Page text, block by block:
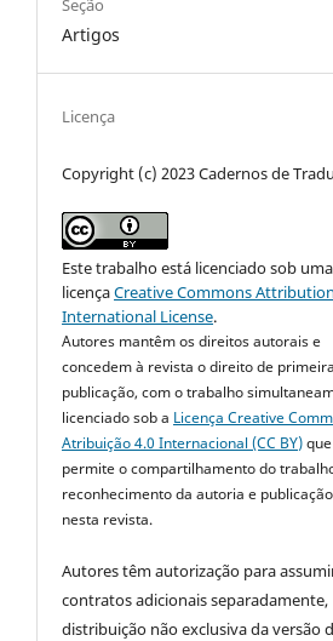
Seção
Artigos
Licença
Copyright (c) 2023 Cadernos de
Este trabalho está licenciado sob uma
licençaCreative Commons
International License.
Autores mantêm os direitos autorais e
concedem à revista o direito de
publicação, com o trabalho
licenciado sob a Licença Creative
Atribuição 4.0 Internacional (CC BY)que
permite o compartilhamento do
reconhecimento da autoria e
nesta revista.
Autores têm autorização para
contratos adicionais separadamente,
distribuição não exclusiva da versão